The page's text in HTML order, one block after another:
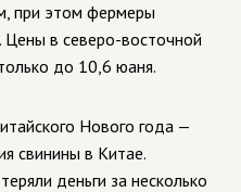
при этом фермеры
Цены в северо-восточной
до 10,6 юаня.
Нового года —
свинины в Китае.
деньги за несколько